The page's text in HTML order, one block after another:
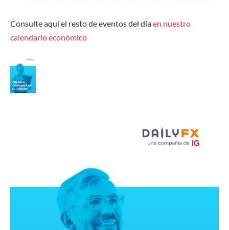
Consulte aquí el resto de eventos del díaen nuestro
calendario económico